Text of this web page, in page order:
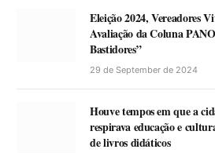
Eleição 2024, Vereadores
Avaliação da Coluna
Bastidores”
29 de September de 2024
Houve tempos em que a
respirava educação e
de livros didáticos